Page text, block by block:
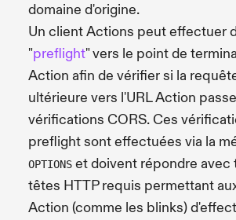
domaine d'origine.
Un client Actions peut effectuer
"preflight" vers le point de
Action afin de vérifier si la
ultérieure vers l'URL Action
vérifications CORS. Ces
preflight sont effectuées via la
OPTIONS et doivent répondre avec
têtes HTTP requis permettant
Action (comme les blinks)